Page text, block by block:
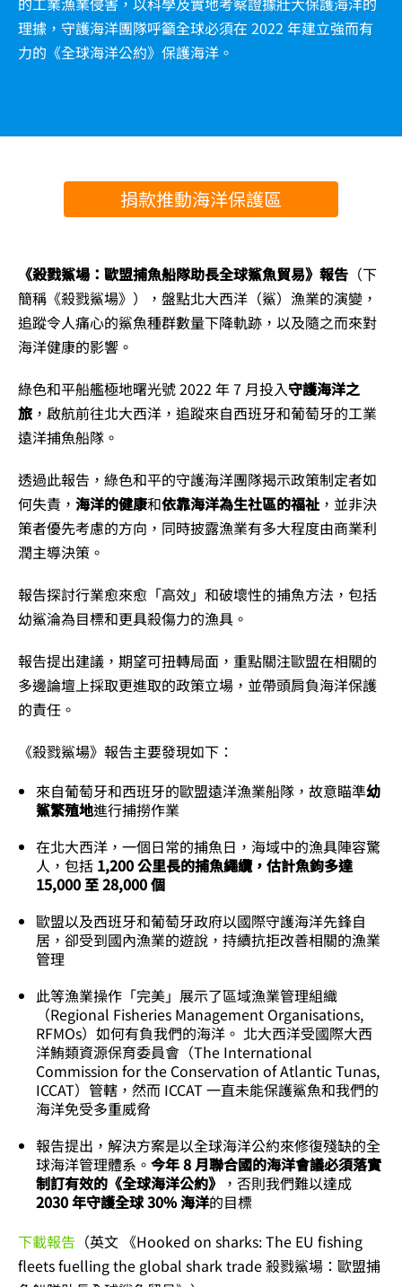
理據，守護海洋團隊呼籲全球必須在 2022 年建立強而有
力的《全球海洋公約》保護海洋。
捐款推動海洋保護區
《殺戮鯊場：歐盟捕魚船隊助長全球鯊魚貿易》報告 （下
簡稱《殺戮鯊場》），盤點北大西洋（鯊）漁業的演變，
追蹤令人痛心的鯊魚種群數量下降軌跡，以及隨之而來對
海洋健康的影響。
綠色和平船艦極地曙光號 2022 年 7 月投入守護海洋之
旅 ，啟航前往北大西洋，追蹤來自西班牙和葡萄牙的工業
遠洋捕魚船隊。
透過此報告，綠色和平的守護海洋團隊揭示政策制定者如
何失責， 海洋的健康和依靠海洋為生社區的福祉，並非決
策者優先考慮的方向，同時披露漁業有多大程度由商業利
潤主導決策。
報告探討行業愈來愈「高效」和破壞性的捕魚方法，包括
幼鯊淪為目標和更具殺傷力的漁具。
報告提出建議，期望可扭轉局面，重點關注歐盟在相關的
多邊論壇上採取更進取的政策立場，並帶頭肩負海洋保護
的責任。​​​
《殺戮鯊場》報告主要發現如下：
來自葡萄牙和西班牙的歐盟遠洋漁業船隊，故意瞄準幼
鯊繁殖地進行捕撈作業
在北大西洋，一個日常的捕魚日，海域中的漁具陣容驚
人，包括 1,200 公里長的捕魚繩纜，估計魚鉤多達
15,000 至 28,000 個
歐盟以及西班牙和葡萄牙政府以國際守護海洋先鋒自
居，卻受到國內漁業的遊說，持續抗拒改善相關的漁業
管理
此等漁業操作「完美」展示了區域漁業管理組織
（Regional Fisheries Management Organisations,
RFMOs）如何有負我們的海洋。 北大西洋受國際大西
洋鮪類資源保育委員會（The International
Commission for the Conservation of Atlantic Tunas,
ICCAT）管轄，然而 ICCAT 一直未能保護鯊魚和我們的
海洋免受多重威脅
報告提出，解決方案是以全球海洋公約來修復殘缺的全
球海洋管理體系。 今年 8 月聯合國的海洋會議必須落實
制訂有效的《全球海洋公約》 ，否則我們難以達成
2030 年守護全球 30% 海洋的目標
下載報告 （英文 《Hooked on sharks: The EU fishing
fleets fuelling the global shark trade 殺戮鯊場：歐盟捕